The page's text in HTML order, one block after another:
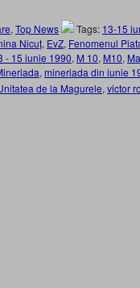
, Top News Tags: 13-15
Nicuț, EvZ, Fenomenul
- 15 iunie 1990, M 10, M10,
, mineriada din iunie
de la Magurele, victor